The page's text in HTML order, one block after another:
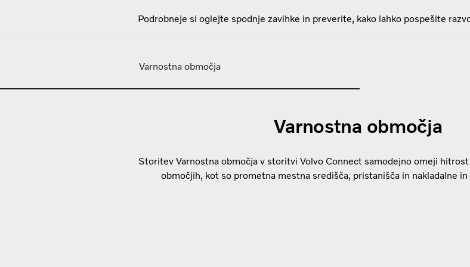
Podrobneje si oglejte spodnje zavihke in preverite, kako lahko pospešite
Varnostna območja
Varnostna območja
Storitev Varnostna območja v storitvi Volvo Connect samodejno omeji
območjih, kot so prometna mestna središča, pristanišča in nakladalne